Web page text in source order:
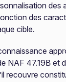
des
des
cible.
NAF 47.19B et
recouvre